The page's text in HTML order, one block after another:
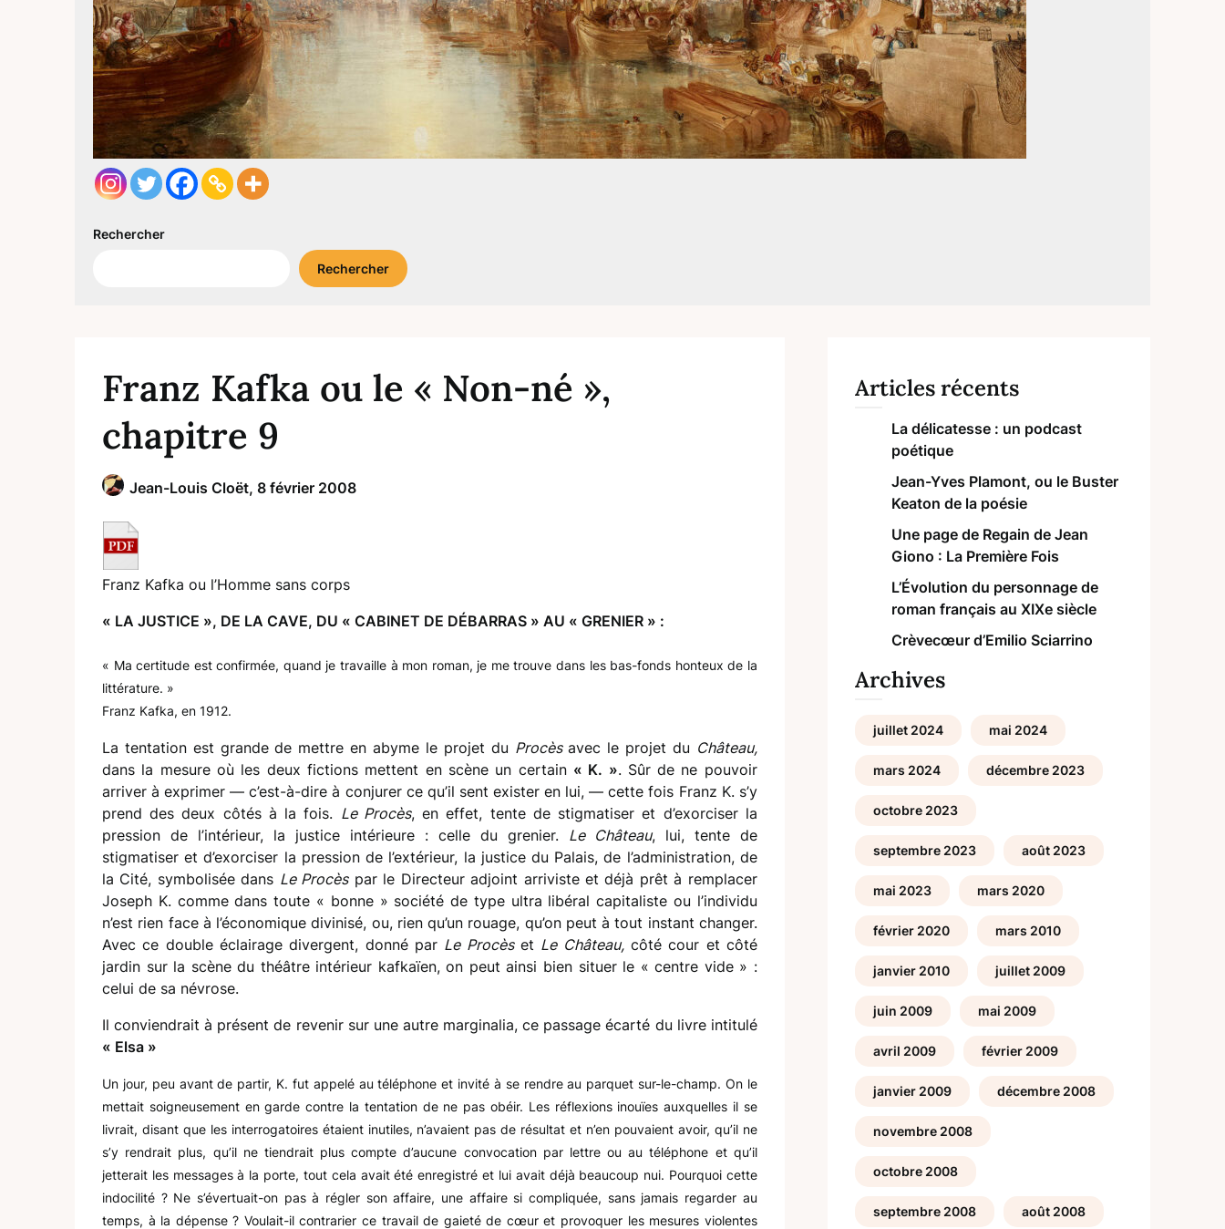
Rechercher
Rechercher
Franz Kafka ou le « Non-né »,
chapitre 9
Jean-Louis Cloët, 8 février 2008
Franz Kafka ou l’Homme sans corps
« LA JUSTICE », DE LA CAVE, DU « CABINET DE DÉBARRAS » AU « GRENIER » :
« Ma certitude est confirmée, quand je travaille à mon roman, je me trouve dans les bas-fonds honteux de la
littérature. »
Franz Kafka, en 1912.
La tentation est grande de mettre en abyme le projet du Procèsavec le projet du Château,
dans la mesure où les deux fictions mettent en scène un certain « K. ». Sûr de ne pouvoir
arriver à exprimer — c’est-à-dire à conjurer ce qu’il sent exister en lui, — cette fois Franz K. s’y
prend des deux côtés à la fois. Le Procès, en effet, tente de stigmatiser et d’exorciser la
pression de l’intérieur, la justice intérieure : celle du grenier. Le Château, lui, tente de
stigmatiser et d’exorciser la pression de l’extérieur, la justice du Palais, de l’administration, de
la Cité, symbolisée dans Le Procèspar le Directeur adjoint arriviste et déjà prêt à remplacer
Joseph K. comme dans toute « bonne » société de type ultra libéral capitaliste ou l’individu
n’est rien face à l’économique divinisé, ou, rien qu’un rouage, qu’on peut à tout instant changer.
Avec ce double éclairage divergent, donné par Le Procèset Le Château,côté cour et côté
jardin sur la scène du théâtre intérieur kafkaïen, on peut ainsi bien situer le « centre vide » :
celui de sa névrose.
Il conviendrait à présent de revenir sur une autre marginalia, ce passage écarté du livre intitulé
« Elsa »
Un jour, peu avant de partir, K. fut appelé au téléphone et invité à se rendre au parquet sur-le-champ. On le
mettait soigneusement en garde contre la tentation de ne pas obéir. Les réflexions inouïes auxquelles il se
livrait, disant que les interrogatoires étaient inutiles, n’avaient pas de résultat et n’en pouvaient avoir, qu’il ne
s’y rendrait plus, qu’il ne tiendrait plus compte d’aucune convocation par lettre ou au téléphone et qu’il
jetterait les messages à la porte, tout cela avait été enregistré et lui avait déjà beaucoup nui. Pourquoi cette
indocilité ? Ne s’évertuait-on pas à régler son affaire, une affaire si compliquée, sans jamais regarder au
temps, à la dépense ? Voulait-il contrarier ce travail de gaieté de cœur et provoquer les mesures violentes
Articles récents
La délicatesse : un podcast
poétique
Jean-Yves Plamont, ou le Buster
Keaton de la poésie
Une page de Regain de Jean
Giono : La Première Fois
L’Évolution du personnage de
roman français au XIXe siècle
Crèvecœur d’Emilio Sciarrino
Archives
juillet 2024 mai 2024
mars 2024 décembre 2023
octobre 2023
septembre 2023 août 2023
mai 2023 mars 2020
février 2020 mars 2010
janvier 2010 juillet 2009
juin 2009 mai 2009
avril 2009 février 2009
janvier 2009 décembre 2008
novembre 2008
octobre 2008
septembre 2008 août 2008